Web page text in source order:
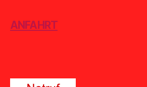
ANFAHRT